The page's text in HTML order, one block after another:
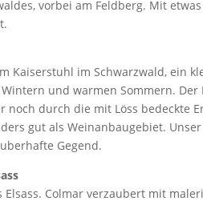
vorbei am Feldberg. Mit
Kaiserstuhl im Schwarzwald, ein
und warmen Sommern.
noch durch die mit Löss bedeckte
gut als Weinanbaugebiet.
Gegend.
Colmar verzaubert mit